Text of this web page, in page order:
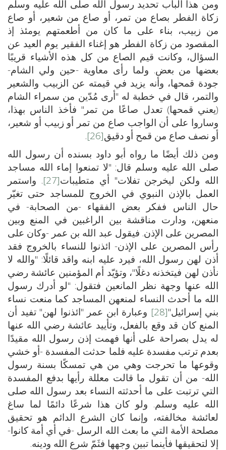
ومن هذا الباب تحديد رسول الله صلى الله عليه وسلم
زكاة الفطر بصاع من تمر، أو صاع من شعير، أو صاع
من زبيب، بناء على ما كان من أطعمتهم يومئذ إذ
المقصود من زكاة الفطر هو إغناء الفقير يوم العيد عن
السؤال، وكانت قيم الصاع من كل هذه الأشياء قريبًا
بعضها من بعض. ولما رأى معاوية -حين ولي الشام-
جودة قمحها، وأنه يزيد في قيمته عن الزبيب والشعير
والتمر، قال في خطبة له "أرى مُدّين من سمراء الشام
(يعني قمحها) تعدل صاعًا من تمر" فأخذ الناس بهذا،
وساروا على أن الواجب صاع من تمر أو زبيب أو شعير،
أو نصف صاع من قمح أو دقيق[26]
.
ومن ذلك أيضًا ما رواه أبو داود بسنده أن رسول الله
صلى الله عليه وسلم قال: "لا تمنعوا إماء الله مساجد
الله ولكن ليخرجن تفلات" أي متطيبات[27]
. واستمر
العمل بالإذن النبوي في الخروج للمساجد حتى تغيّر
حال الناس ففكر بعض الفقهاء -من الصحابة- في
منعهن، ودارت مناقشة بين الراغبين في المنع وبين
المصرين على الإذن. فيقول عبد الله بن عمر -وكان على
رأس المصرين على الإذن- ائذنوا للنساء بالخروج فقد
أذن لهن رسول الله، فيرد عليه ابنه واقد قائلًا: "والله لا
نأذن لهن فيتخذنه دغلًا"، وتؤيّد أم المؤمنين عائشة رضي
الله عنها وجهة نظر المانعين فتقول: "لو أدرك رسول
الله ما أحدث النساء لمنعهن المساجد كما منعت نساء
بني إسرائيل"[28]
وعبارة ابن عمر "ائذنوا لهن" تفيد أن
المنع كان قد وقع بالفعل، وتأييد عائشة رضي الله عنها
له يدل بصراحة على أنها فهمت إذن رسول الله مقيدًا
بعدم ترتب مفسدة عليه فلما حدثت المفسدة -أو خشي
وقوعها ما تحرجت وهي من هي تمسكًا بسنة رسول
الله- من أن تقول ما قالت معللة رأيها بدفع المفسدة
التي ترتبت على ما أحدثته النساء بعد رسول الله صلى
الله عليه وسلم. ولو كان هذا شرعًا دائمًا لما ساغ
لعائشة مخالفته، وإنما كان الشرع الدائم هو تحقيق
مصلحة الأمة التي ما بعث الله الرسل -في أي أمة كانوا-
إلا لتحقيقها فأينما تبين وجهها فثَمّ شرع الله ودينه.